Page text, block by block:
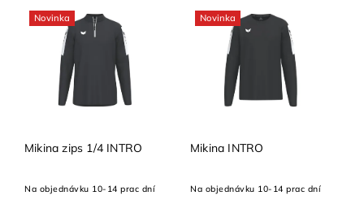
Najpredávanejšie
Abecedne
Novinka
Mikina zips 1/4 INTRO
Na objednávku 10-14 prac dní
Novinka
Mikina INTRO
Na objednávku 10-14 prac dní